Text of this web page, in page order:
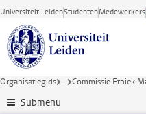
Ga direct naar de inhoud
Universiteit LeidenStudentenMedewerkers
Organisatiegids ... Commissie Ethiek
Submenu